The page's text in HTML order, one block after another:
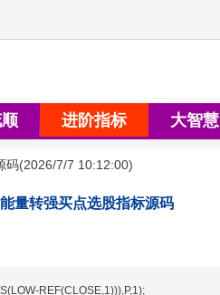
进阶指标 大智慧
码(2026/7/7 10:12:00)
量转强买点选股指标源码
REF(CLOSE,1))),P,1);